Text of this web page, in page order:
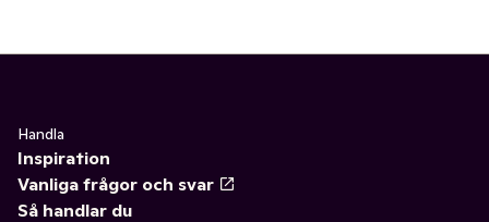
Handla
Inspiration
Vanliga frågor och svar
Så handlar du